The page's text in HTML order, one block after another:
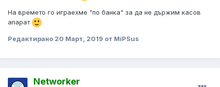
На времето го играехме "по банка" за да не държим касов
апарат
Редактирано 20 Март, 2019 от MiPSus
Networker